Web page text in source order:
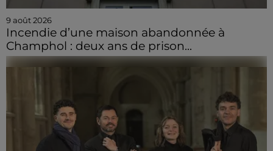
9 août 2026
Incendie d’une maison abandonnée à
Champhol : deux ans de prison...